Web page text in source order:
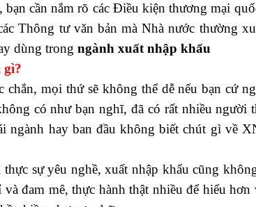
, bạn cần nắm rõ các Điều kiện thương mại
Thông tư văn bản mà Nhà nước thường
dùng trong ngành xuất nhập khẩu
gì?
chắn, mọi thứ sẽ không thể dễ nếu bạn cứ
có như bạn nghĩ, đã có rất nhiều người
ngành hay ban đầu không biết chút gì về
sự yêu nghề, xuất nhập khẩu cũng
đam mê, thực hành thật nhiều để hiểu